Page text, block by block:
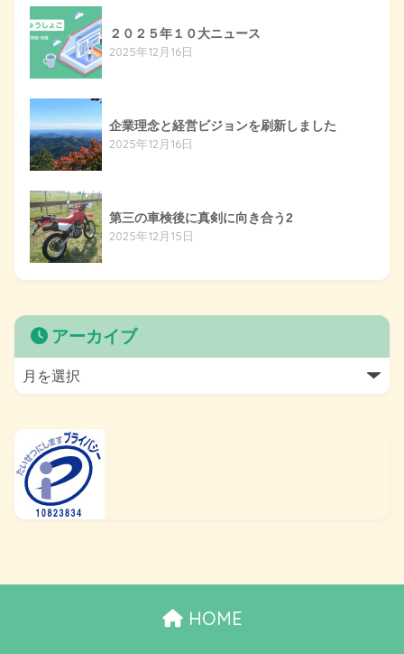
２０２５年１０大ニュース
2025年12月16日
企業理念と経営ビジョンを刷新しました
2025年12月16日
第三の車検後に真剣に向き合う2
2025年12月15日
アーカイブ
HOME